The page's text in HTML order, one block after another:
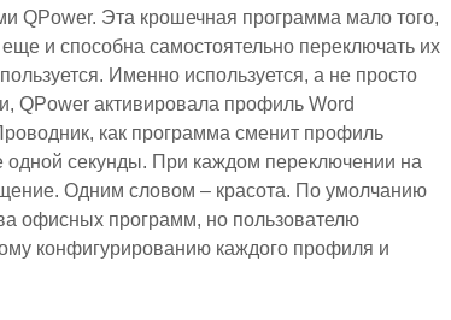
QPower. Эта крошечная программа мало того,
и способна самостоятельно переключать их
Именно используется, а не просто
QPower активировала профиль Word
как программа сменит профиль
секунды. При каждом переключении на
Одним словом – красота. По умолчанию
офисных программ, но пользователю
конфигурированию каждого профиля и